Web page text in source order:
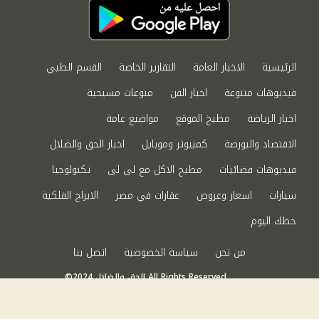
الرئيسية الاخبار العامة التقارير الخاصة
القسم الطبي
فيديوهات متنوعة
اخبار الفن
منوعات مسيحية
اخبار الرياضة
مطبخ الموقع
مواضيع عامة
الاقتصاد والبورصة
كمبيوتر وموبايل
اخبار الحق والضلال
فيديوهات فضائيات
مطبخ الاكل مع لى لى
تكنولوجيا
سيارات
اسعار وعروض عقارات في مصر
الابراج الفلكية
حظك اليوم
من نحن
سياسة الخصوصية اتصل بنا
©2024 الحق والضلال All Rights Reserved.